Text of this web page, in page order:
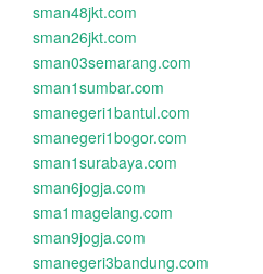
sman48jkt.com
sman26jkt.com
sman03semarang.com
sman1sumbar.com
smanegeri1bantul.com
smanegeri1bogor.com
sman1surabaya.com
sman6jogja.com
sma1magelang.com
sman9jogja.com
smanegeri3bandung.com